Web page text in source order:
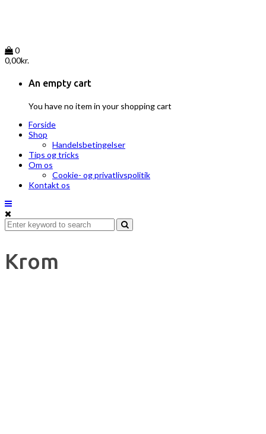
0
0,00kr.
An empty cart
You have no item in your shopping cart
Forside
Shop
Handelsbetingelser
Tips og tricks
Om os
Cookie- og privatlivspolitik
Kontakt os
Krom